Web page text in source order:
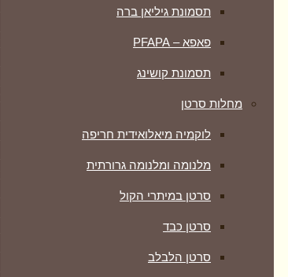
תסמונת גיליאן ברה
פאפא – PFAPA
תסמונת קושינג
מחלות סרטן
לוקמיה מיאלואידית חריפה
מלנומה ומלנומה גרורתית
סרטן במיתרי הקול
סרטן כבד
סרטן הלבלב